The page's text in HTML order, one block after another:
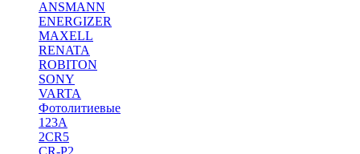
ANSMANN
ENERGIZER
MAXELL
RENATA
ROBITON
SONY
VARTA
Фотолитиевые
123A
2CR5
CR-P2